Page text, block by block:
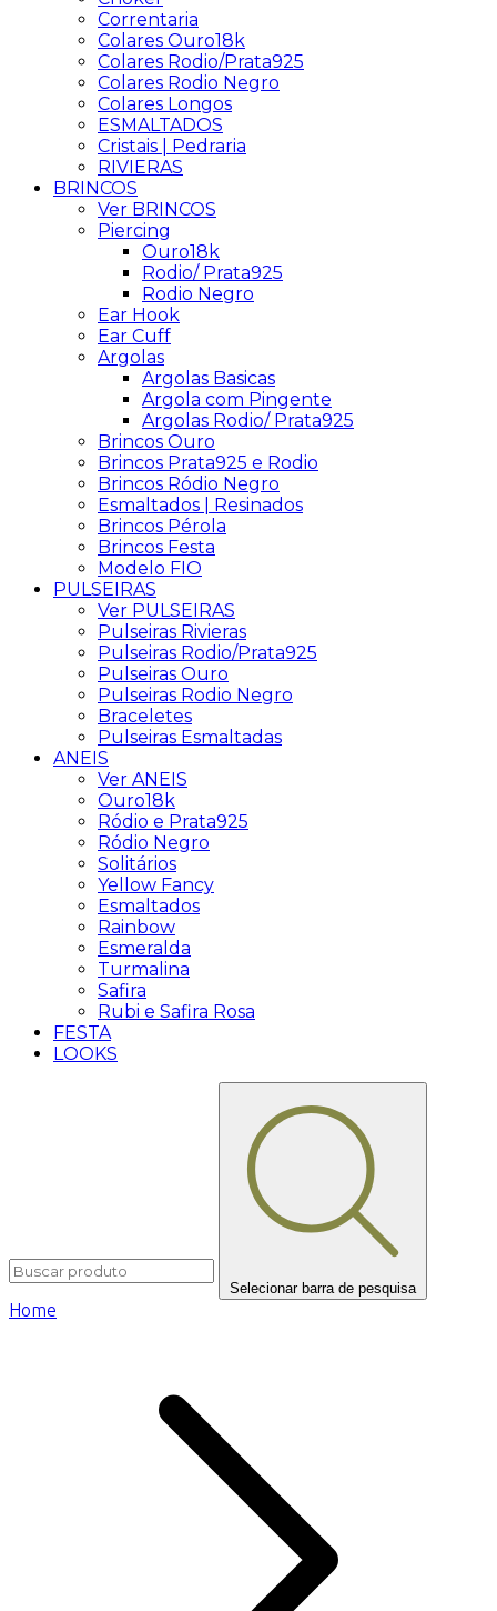
Correntaria
Colares Ouro18k
Colares Rodio/Prata925
Colares Rodio Negro
Colares Longos
ESMALTADOS
Cristais | Pedraria
RIVIERAS
BRINCOS
Ver BRINCOS
Piercing
Ouro18k
Rodio/ Prata925
Rodio Negro
Ear Hook
Ear Cuff
Argolas
Argolas Basicas
Argola com Pingente
Argolas Rodio/ Prata925
Brincos Ouro
Brincos Prata925 e Rodio
Brincos Ródio Negro
Esmaltados | Resinados
Brincos Pérola
Brincos Festa
Modelo FIO
PULSEIRAS
Ver PULSEIRAS
Pulseiras Rivieras
Pulseiras Rodio/Prata925
Pulseiras Ouro
Pulseiras Rodio Negro
Braceletes
Pulseiras Esmaltadas
ANEIS
Ver ANEIS
Ouro18k
Ródio e Prata925
Ródio Negro
Solitários
Yellow Fancy
Esmaltados
Rainbow
Esmeralda
Turmalina
Safira
Rubi e Safira Rosa
FESTA
LOOKS
Selecionar barra de pesquisa
Home